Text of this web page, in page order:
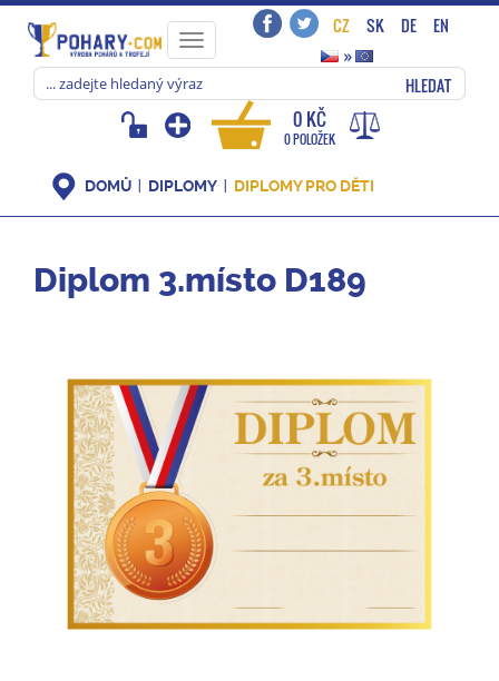
Toggle
navigation
CZ SK DE
EN
»
HLEDAT
0 KČ
0 POLOŽEK
DOMŮ DIPLOMY DIPLOMY PRO DĚTI
Diplom 3.místo D189